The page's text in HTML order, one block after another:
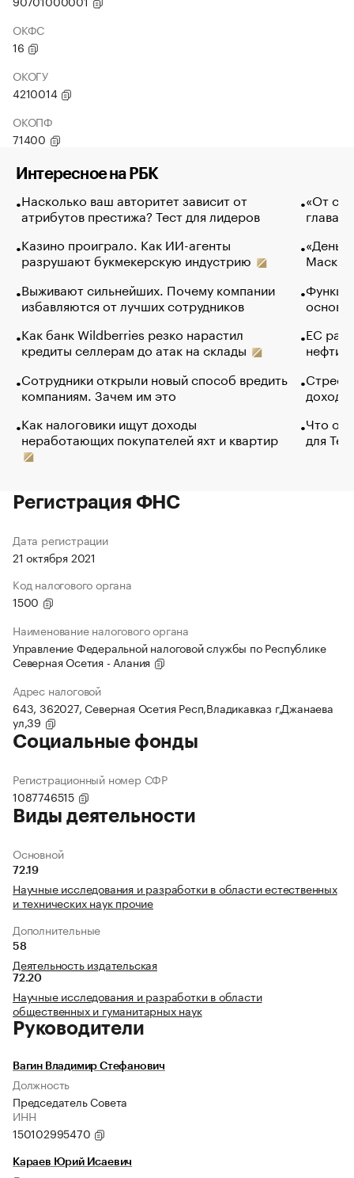
ОКФС
16
ОКОГУ
4210014
ОКОПФ
71400
Интересное на РБК
Насколько ваш авторитет зависит от
атрибутов престижа? Тест для лидеров
Казино проиграло. Как ИИ-агенты
разрушают букмекерскую индустрию
Выживают сильнейших. Почему компании
избавляются от лучших сотрудников
Как банк Wildberries резко нарастил
кредиты селлерам до атак на склады
Сотрудники открыли новый способ вредить
компаниям. Зачем им это
Как налоговики ищут доходы
неработающих покупателей яхт и квартир
«От
глава
Маск в
основ
ЕС
нефти
Что
для
Регистрация ФНС
Дата регистрации
21 октября 2021
Код налогового органа
1500
Наименование налогового органа
Управление Федеральной налоговой службы по Республике
Северная Осетия - Алания
Адрес налоговой
643, 362027, Северная Осетия Респ,Владикавказ г,Джанаева
ул,39
Социальные фонды
Регистрационный номер СФР
1087746515
Виды деятельности
Основной
72.19
Научные исследования и разработки в области естественных
и технических наук прочие
Дополнительные
58
Деятельность издательская
72.20
Научные исследования и разработки в области
общественных и гуманитарных наук
Руководители
Вагин Владимир Стефанович
Должность
Председатель Совета
ИНН
150102995470
Караев Юрий Исаевич